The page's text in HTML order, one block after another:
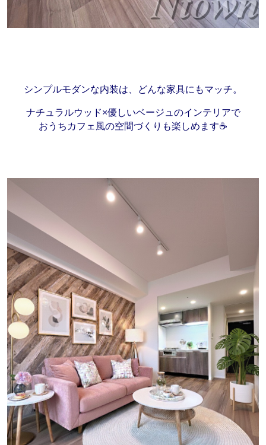
シンプルモダンな内装は、どんな家具にもマッチ。
ナチュラルウッド×優しいベージュのインテリアで
おうちカフェ風の空間づくりも楽しめます☕️